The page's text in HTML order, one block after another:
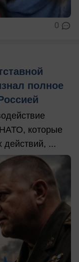
0
полное
которые
действий, ...